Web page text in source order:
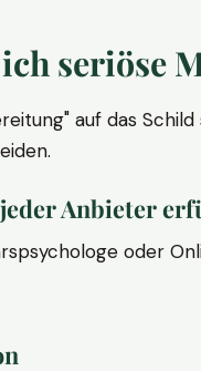
seriöse
auf das
Anbieter
oder